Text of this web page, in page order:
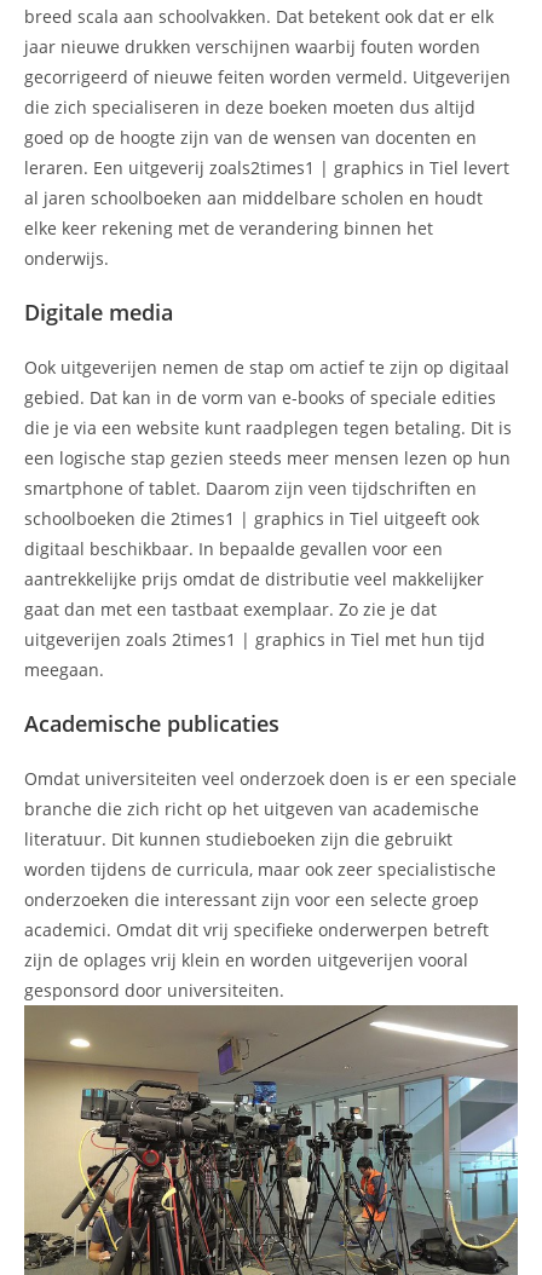
breed scala aan schoolvakken. Dat betekent ook dat er elk
jaar nieuwe drukken verschijnen waarbij fouten worden
gecorrigeerd of nieuwe feiten worden vermeld. Uitgeverijen
die zich specialiseren in deze boeken moeten dus altijd
goed op de hoogte zijn van de wensen van docenten en
leraren. Een uitgeverij zoals2times1 | graphics in Tiel levert
al jaren schoolboeken aan middelbare scholen en houdt
elke keer rekening met de verandering binnen het
onderwijs.
Digitale media
Ook uitgeverijen nemen de stap om actief te zijn op digitaal
gebied. Dat kan in de vorm van e-books of speciale edities
die je via een website kunt raadplegen tegen betaling. Dit is
een logische stap gezien steeds meer mensen lezen op hun
smartphone of tablet. Daarom zijn veen tijdschriften en
schoolboeken die 2times1 | graphics in Tiel uitgeeft ook
digitaal beschikbaar. In bepaalde gevallen voor een
aantrekkelijke prijs omdat de distributie veel makkelijker
gaat dan met een tastbaat exemplaar. Zo zie je dat
uitgeverijen zoals 2times1 | graphics in Tiel met hun tijd
meegaan.
Academische publicaties
Omdat universiteiten veel onderzoek doen is er een speciale
branche die zich richt op het uitgeven van academische
literatuur. Dit kunnen studieboeken zijn die gebruikt
worden tijdens de curricula, maar ook zeer specialistische
onderzoeken die interessant zijn voor een selecte groep
academici. Omdat dit vrij specifieke onderwerpen betreft
zijn de oplages vrij klein en worden uitgeverijen vooral
gesponsord door universiteiten.